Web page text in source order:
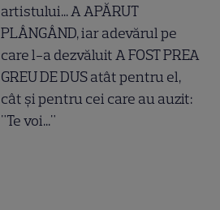
artistului... A APĂRUT
PLÂNGÂND, iar adevărul pe
care l-a dezvăluit A FOST PREA
GREU DE DUS atât pentru el,
cât și pentru cei care au auzit:
"Te voi..."